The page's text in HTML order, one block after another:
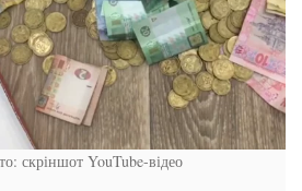
скріншот YouTube-відео